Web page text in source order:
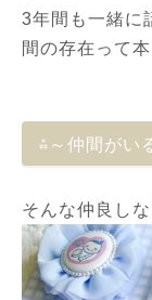
3年間も一緒に
間の存在って
⁂～仲間がい
そんな仲良し